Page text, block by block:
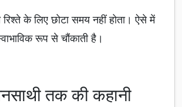
के लिए छोटा समय नहीं होता। ऐसे में
रूप से चौंकाती है।
तक की कहानी